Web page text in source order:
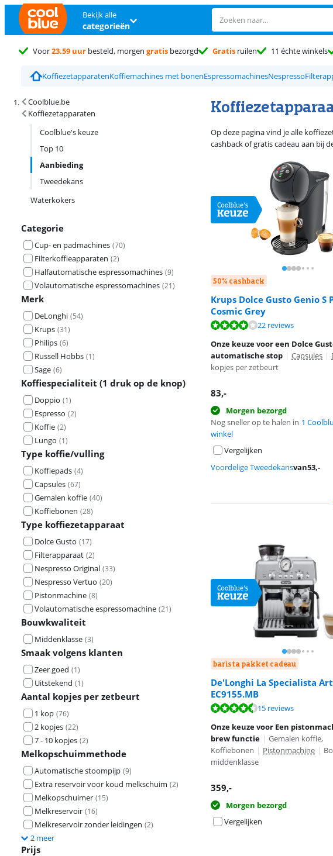
Bekijk alle
categorieën
Voor23.59 uur besteld, morgen gratis bezorgd Gratis ruilen 11 échte winkels
KoffiezetapparatenKoffiemachines met bonenEspressomachinesNespresso
Coolblue.be
Koffiezetapparaten
Coolblue's keuze
Top 10
Aanbieding
Tweedekans
Waterkokers
Categorie
Cup- en padmachines (70)
Filterkoffieapparaten (2)
Halfautomatische espressomachines (9)
Volautomatische espressomachines (21)
Merk
DeLonghi (54)
Krups (31)
Philips (6)
Russell Hobbs (1)
Sage (6)
Koffiespecialiteit (1 druk op de knop)
Doppio (1)
Espresso (2)
Koffie (2)
Lungo (1)
Type koffie/vulling
Koffiepads (4)
Capsules (67)
Gemalen koffie (40)
Koffiebonen (28)
Type koffiezetapparaat
Dolce Gusto (17)
Filterapparaat (2)
Nespresso Original (33)
Nespresso Vertuo (20)
Pistonmachine (8)
Volautomatische espressomachine (21)
Bouwkwaliteit
Middenklasse (3)
Smaak volgens klanten
Zeer goed (1)
Uitstekend (1)
Aantal kopjes per zetbeurt
1 kop (76)
2 kopjes (22)
7 - 10 kopjes (2)
Melkopschuimmethode
Automatische stoompijp (9)
Extra reservoir voor koud melkschuim (2)
Melkopschuimer (15)
Melkreservoir (16)
Melkreservoir zonder leidingen (2)
2 meer
Prijs
Zoekresultaten en sortering
Op deze pagina vind je alle
cashback of gratis cadeau aan bij
50% cashback
Krups Dolce Gusto Genio S
Cosmic Grey
Beoordeling is 8,1 van de 10,
22 reviews
Onze keuze voor een Dolce
automatische stop | Capsules |
kopjes per zetbeurt
83,-
Morgen bezorgd
Nog sneller op te halen in 1
winkel
Vergelijken
Voordelige Tweedekansvan53,-
barista pakket cadeau
De'Longhi La Specialista
EC9155.MB
Beoordeling is 8,6 van de 10,
15 reviews
Onze keuze voor Een
brew functie | Gemalen koffie,
Koffiebonen | Pistonmachine |
middenklasse
359,-
Morgen bezorgd
Vergelijken
Beoordeling is 8,5 van de 10,
Beoordeling is 8,5 van de 10,